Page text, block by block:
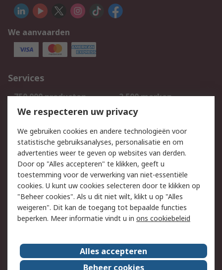
We aanvaarden
Services
750.000 producten
2.500 merken
Bestellen
Inkoopoplossingen
Track & Trace
Wettelijk
Cookiebeleid
Email veiligheid
Privacybeleid
Websitevoorwaarden
Algemene
verkoopvoorwaarden
Over RS
RS Group Over ons
We respecteren uw privacy
We gebruiken cookies en andere technologieën voor
statistische gebruiksanalyses, personalisatie en om
advertenties weer te geven op websites van derden.
Door op "Alles accepteren" te klikken, geeft u
toestemming voor de verwerking van niet-essentiële
cookies. U kunt uw cookies selecteren door te klikken op
"Beheer cookies". Als u dit niet wilt, klikt u op "Alles
weigeren". Dit kan de toegang tot bepaalde functies
beperken. Meer informatie vindt u in ons cookiebeleid
Alles accepteren
Beheer cookies